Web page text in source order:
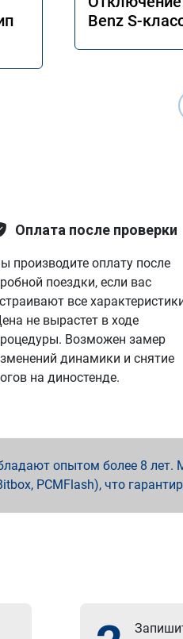
Benz S-
Оплата после проверки
производите оплату после
поездки, если вас
все
не вырастет в ходе
Возможен замер
динамики и снятие
на диностенде.
опытом более 8 лет.
PCMFlash), что